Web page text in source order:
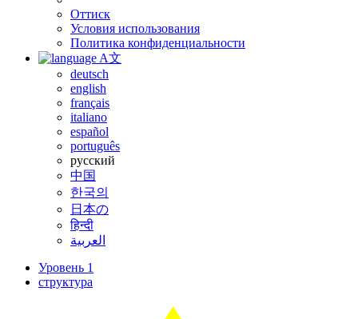
Оттиск
Условия использования
Политика конфиденциальности
A文
deutsch
english
français
italiano
español
português
русский
中国
한국의
日本の
हिन्दी
العربية
Уровень 1
структура